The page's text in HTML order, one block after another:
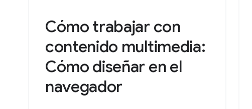
Cómo trabajar con
contenido multimedia:
Cómo diseñar en el
navegador